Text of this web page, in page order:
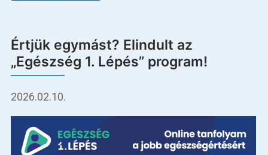
Értjük egymást? Elindult az
„Egészség 1. Lépés” program!
2026.02.10.